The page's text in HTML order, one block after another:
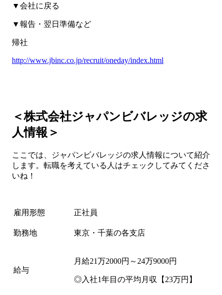
▼会社に戻る
▼報告・翌日準備など
帰社
http://www.jbinc.co.jp/recruit/oneday/index.html
＜株式会社ジャパンビバレッジの求
人情報＞
ここでは、ジャパンビバレッジの求人情報について紹介
します。転職を考えている人はチェックしてみてくださ
いね！
雇用形態 正社員
勤務地 東京・千葉の各支店
給与
月給21万2000円～24万9000円
◎入社1年目の平均月収【23万円】